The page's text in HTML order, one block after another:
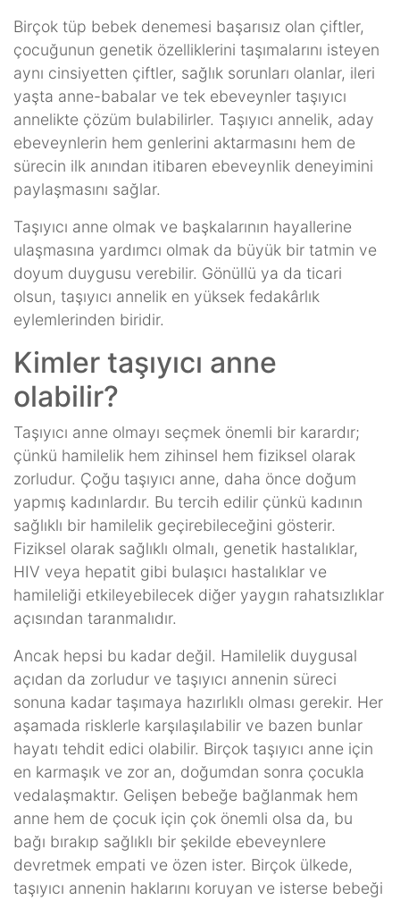
Birçok tüp bebek denemesi başarısız olan çiftler,
çocuğunun genetik özelliklerini taşımalarını isteyen
aynı cinsiyetten çiftler, sağlık sorunları olanlar, ileri
yaşta anne-babalar ve tek ebeveynler taşıyıcı
annelikte çözüm bulabilirler. Taşıyıcı annelik, aday
ebeveynlerin hem genlerini aktarmasını hem de
sürecin ilk anından itibaren ebeveynlik deneyimini
paylaşmasını sağlar.
Taşıyıcı anne olmak ve başkalarının hayallerine
ulaşmasına yardımcı olmak da büyük bir tatmin ve
doyum duygusu verebilir. Gönüllü ya da ticari
olsun, taşıyıcı annelik en yüksek fedakârlık
eylemlerinden biridir.
Kimler taşıyıcı anne
olabilir?
Taşıyıcı anne olmayı seçmek önemli bir karardır;
çünkü hamilelik hem zihinsel hem fiziksel olarak
zorludur. Çoğu taşıyıcı anne, daha önce doğum
yapmış kadınlardır. Bu tercih edilir çünkü kadının
sağlıklı bir hamilelik geçirebileceğini gösterir.
Fiziksel olarak sağlıklı olmalı, genetik hastalıklar,
HIV veya hepatit gibi bulaşıcı hastalıklar ve
hamileliği etkileyebilecek diğer yaygın rahatsızlıklar
açısından taranmalıdır.
Ancak hepsi bu kadar değil. Hamilelik duygusal
açıdan da zorludur ve taşıyıcı annenin süreci
sonuna kadar taşımaya hazırlıklı olması gerekir. Her
aşamada risklerle karşılaşılabilir ve bazen bunlar
hayatı tehdit edici olabilir. Birçok taşıyıcı anne için
en karmaşık ve zor an, doğumdan sonra çocukla
vedalaşmaktır. Gelişen bebeğe bağlanmak hem
anne hem de çocuk için çok önemli olsa da, bu
bağı bırakıp sağlıklı bir şekilde ebeveynlere
devretmek empati ve özen ister. Birçok ülkede,
taşıyıcı annenin haklarını koruyan ve isterse bebeği